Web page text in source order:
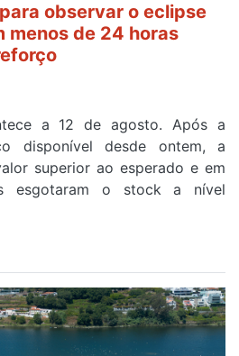
observar o eclipse
menos de 24 horas
a 12 de agosto. Após a
disponível desde ontem, a
superior ao esperado e em
esgotaram o stock a nível